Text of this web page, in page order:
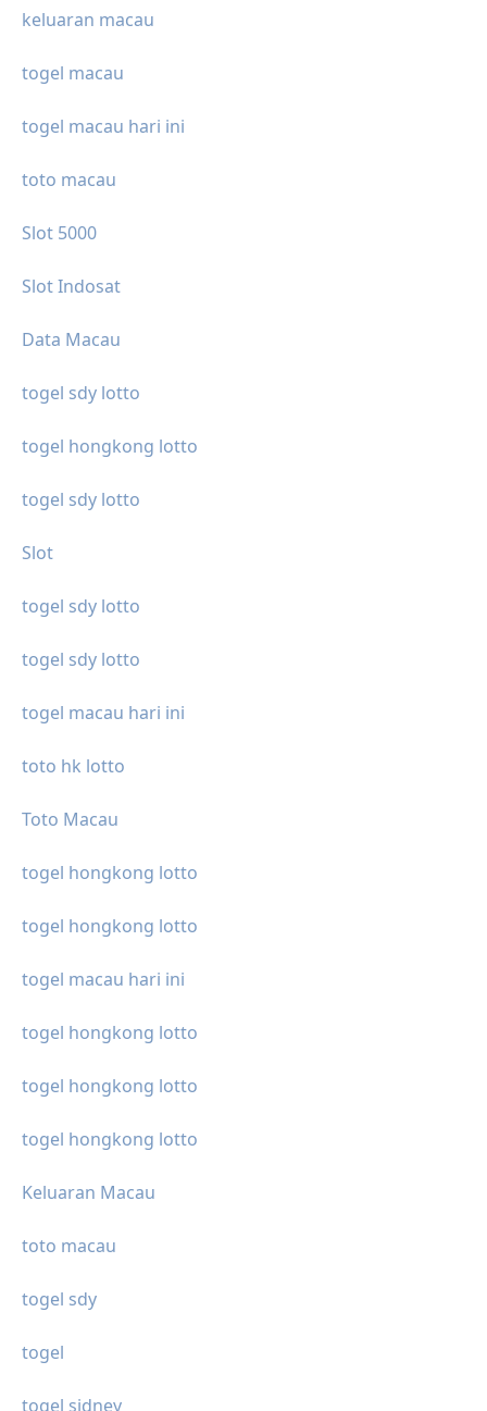
keluaran macau
togel macau
togel macau hari ini
toto macau
Slot 5000
Slot Indosat
Data Macau
togel sdy lotto
togel hongkong lotto
togel sdy lotto
Slot
togel sdy lotto
togel sdy lotto
togel macau hari ini
toto hk lotto
Toto Macau
togel hongkong lotto
togel hongkong lotto
togel macau hari ini
togel hongkong lotto
togel hongkong lotto
togel hongkong lotto
Keluaran Macau
toto macau
togel sdy
togel
togel sidney